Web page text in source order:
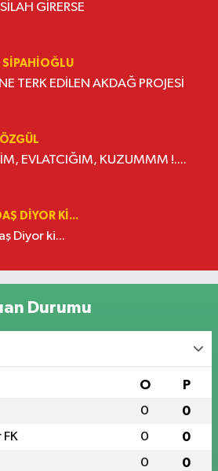
GİRERSE
SİPAHİOĞLU
TERK EDİLEN AKDAĞ PROJESİ
EVLATCIĞIM, KUZUMMM !....
DIYOR KI...
Diyor ki...
Durumu
O P
0 0
0 0
0 0